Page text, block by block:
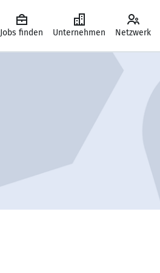
Jobs finden Unternehmen Netzwerk